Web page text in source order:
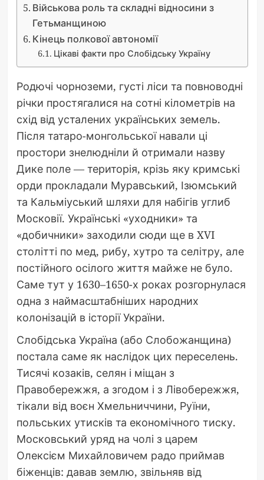
Військова роль та складні відносини з
Гетьманщиною
Кінець полкової автономії
Цікаві факти про Слобідську Україну
Родючі чорноземи, густі ліси та повноводні
річки простягалися на сотні кілометрів на
схід від усталених українських земель.
Після татаро-монгольської навали ці
простори знелюдніли й отримали назву
Дике поле — територія, крізь яку кримські
орди прокладали Муравський, Ізюмський
та Кальміуський шляхи для набігів углиб
Московії. Українські «уходники» та
«добичники» заходили сюди ще в XVI
столітті по мед, рибу, хутро та селітру, але
постійного осілого життя майже не було.
Саме тут у 1630–1650-х роках розгорнулася
одна з наймасштабніших народних
колонізацій в історії України.
Слобідська Україна (або Слобожанщина)
постала саме як наслідок цих переселень.
Тисячі козаків, селян і міщан з
Правобережжя, а згодом і з Лівобережжя,
тікали від воєн Хмельниччини, Руїни,
польських утисків та економічного тиску.
Московський уряд на чолі з царем
Олексієм Михайловичем радо приймав
біженців: давав землю, звільняв від